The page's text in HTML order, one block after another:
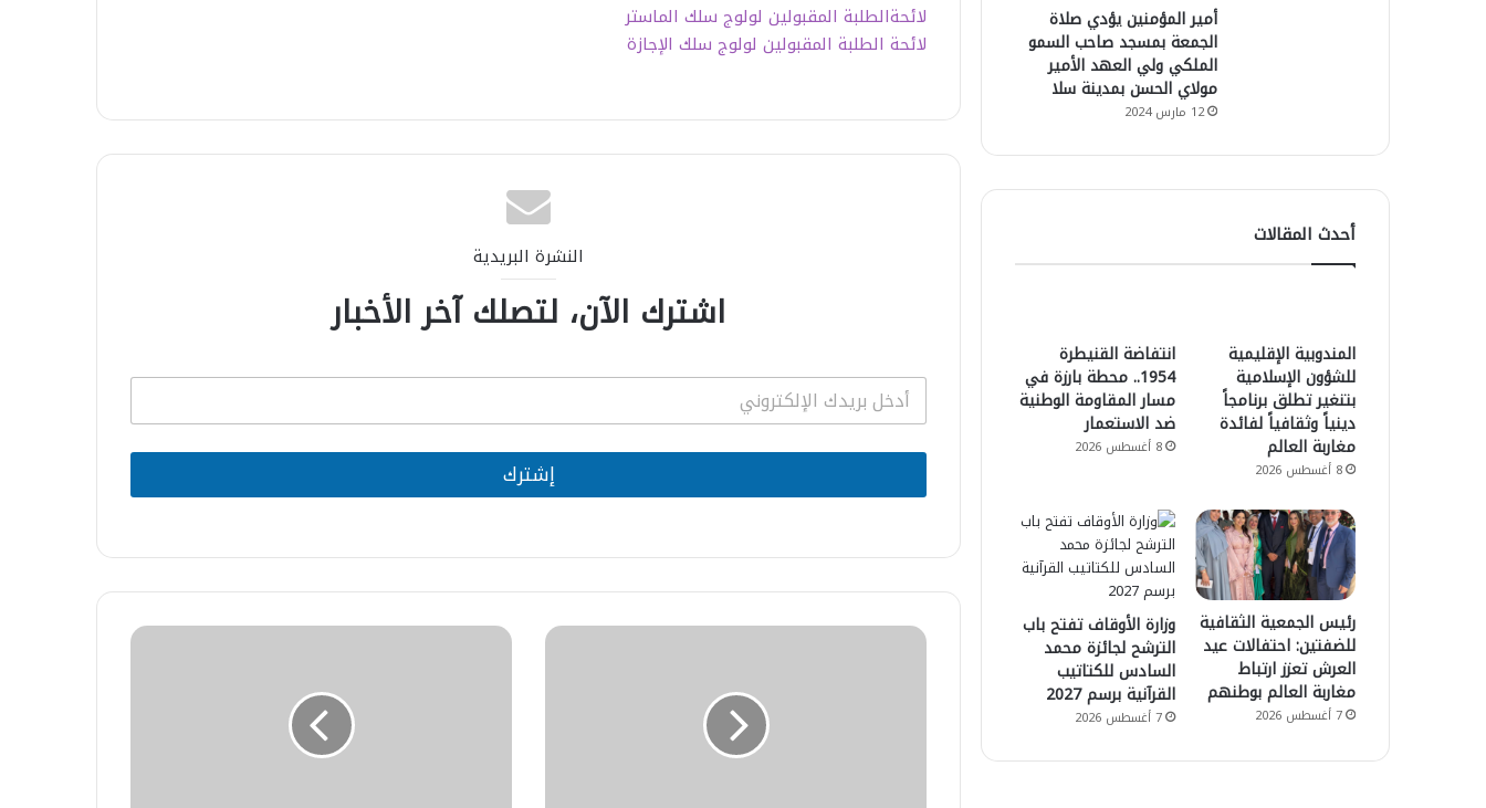
لائحةالطلبة المقبولين لولوج سلك الماستر
لائحة الطلبة المقبولين لولوج سلك الإجازة
النشرة البريدية
اشترك الآن، لتصلك آخر الأخبار
E
a
i
* إشترك
فاتح
"يوميات
أمير المؤمنين يؤدي صلاة
الجمعة بمسجد صاحب السمو
الملكي ولي العهد الأمير
مولاي الحسن بمدينة سلا
12 مارس 2024
أحدث المقالات
المندوبية الإقليمية
للشؤون الإسلامية
بتنغير تطلق برنامجاً
دينياً وثقافياً لفائدة
مغاربة العالم
8 أغسطس 2026
انتفاضة القنيطرة
1954.. محطة بارزة في
مسار المقاومة الوطنية
ضد الاستعمار
8 أغسطس 2026
رئيس الجمعية الثقافية
للضفتين: احتفالات عيد
العرش تعزز ارتباط
مغاربة العالم بوطنهم
7 أغسطس 2026
وزارة الأوقاف تفتح باب
الترشح لجائزة محمد
السادس للكتاتيب
القرآنية برسم 2027
7 أغسطس 2026